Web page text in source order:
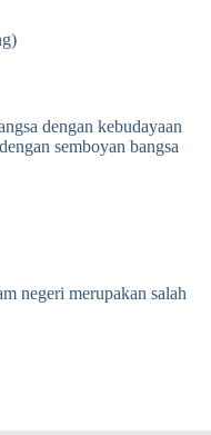
dengan kebudayaan
semboyan bangsa
negeri merupakan salah